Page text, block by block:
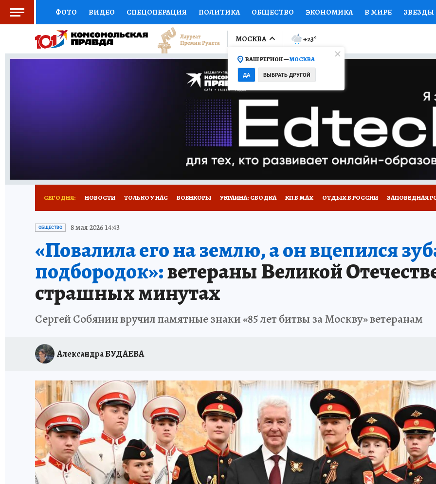
ФОТО ВИДЕО СПЕЦОПЕРАЦИЯ ПОЛИТИКА ОБЩЕСТВО ЭКОНОМИКА В МИРЕ ЗВЕЗДЫ
СОЦПОДДЕРЖКА НАУКА СПОРТ КОЛУМНИСТЫ ПРОИСШЕСТВИЯ
ВЫБОР ЭКСПЕРТОВ ДОКТОР ФИНАНСЫ ОТКРЫВАЕМ МИР Я ЗНАЮ СЕМЬЯ ЖЕНСКИЕ
ПРОГНОЗЫ НА СПОРТ ПРОМОКОДЫ СЕРИАЛЫ
ТЕЛЕВИЗОР КОЛЛЕКЦИИ КОНКУРСЫ
НОВОЕ НА САЙТЕ
МОСКВА
ВАШ РЕГИОН —МОСКВА
ДА ВЫБРАТЬ ДРУГОЙ
+23°
СЕГОДНЯ: НОВОСТИ ТОЛЬКО У НАС ВОЕНКОРЫ УКРАИНА: СВОДКА КП В МАХ ОТДЫХ В РОССИИ ЗАПОВЕДНАЯ
ИСПЫТАНО НА СЕБЕ
ОБЩЕСТВО 8 мая 2026 14:43
«Повалила его на землю, а он вцепился
подбородок»:ветераны Великой
страшных минутах
Сергей Собянин вручил памятные знаки «85 лет битвы за Москву» ветеранам
Александра БУДАЕВА